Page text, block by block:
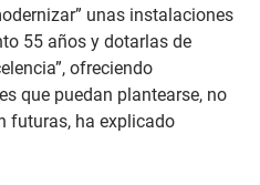
unas instalaciones
55 años y dotarlas de
ofreciendo
que puedan plantearse, no
futuras, ha explicado